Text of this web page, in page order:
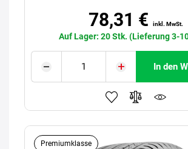
78,31 € inkl. MwSt.
Auf Lager: 20 Stk. (Lieferung 3-
In den
Premiumklasse